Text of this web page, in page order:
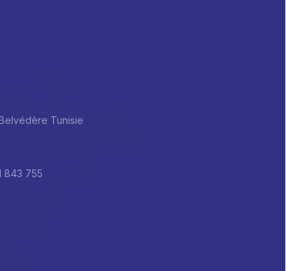
Tunisie
843 755